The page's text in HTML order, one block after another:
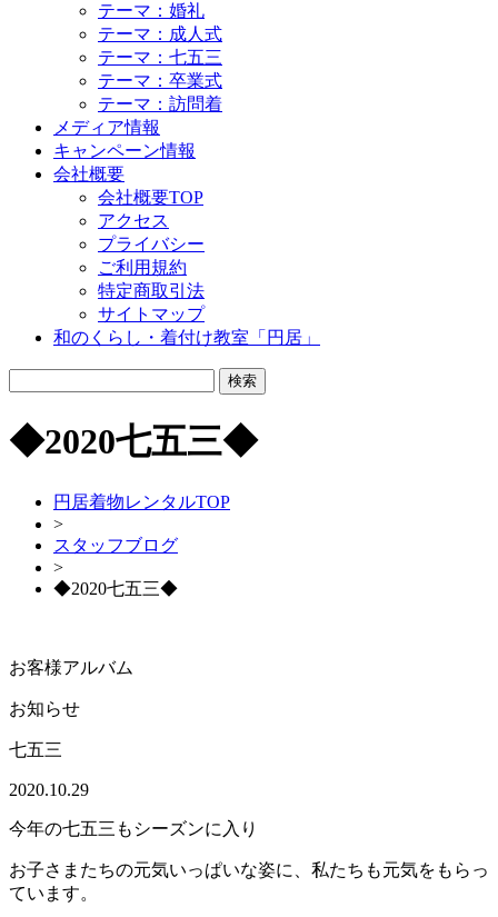
テーマ：婚礼
テーマ：成人式
テーマ：七五三
テーマ：卒業式
テーマ：訪問着
メディア情報
キャンペーン情報
会社概要
会社概要TOP
アクセス
プライバシー
ご利用規約
特定商取引法
サイトマップ
和のくらし・着付け教室「円居」
◆2020七五三◆
円居着物レンタルTOP
>
スタッフブログ
>
◆2020七五三◆
お客様アルバム
お知らせ
七五三
2020.10.29
今年の七五三もシーズンに入り
お子さまたちの元気いっぱいな姿に、私たちも元気をもらっ
ています。